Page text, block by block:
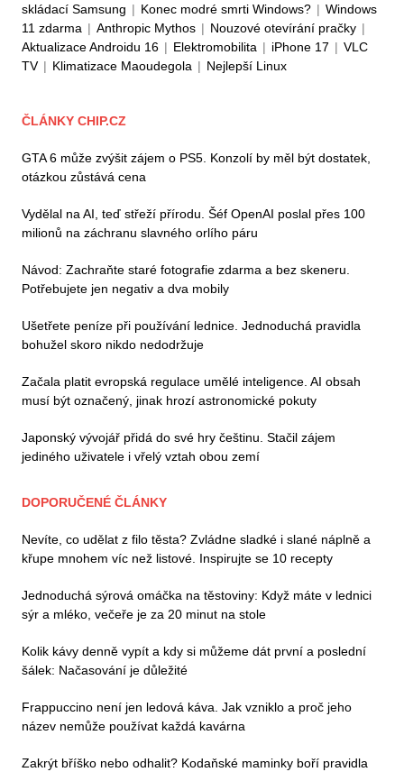
skládací Samsung | Konec modré smrti Windows? | Windows
11 zdarma | Anthropic Mythos | Nouzové otevírání pračky |
Aktualizace Androidu 16 | Elektromobilita | iPhone 17 | VLC
TV | Klimatizace Maoudegola | Nejlepší Linux
ČLÁNKY CHIP.CZ
GTA 6 může zvýšit zájem o PS5. Konzolí by měl být dostatek,
otázkou zůstává cena
Vydělal na AI, teď střeží přírodu. Šéf OpenAI poslal přes 100
milionů na záchranu slavného orlího páru
Návod: Zachraňte staré fotografie zdarma a bez skeneru.
Potřebujete jen negativ a dva mobily
Ušetřete peníze při používání lednice. Jednoduchá pravidla
bohužel skoro nikdo nedodržuje
Začala platit evropská regulace umělé inteligence. AI obsah
musí být označený, jinak hrozí astronomické pokuty
Japonský vývojář přidá do své hry češtinu. Stačil zájem
jediného uživatele i vřelý vztah obou zemí
DOPORUČENÉ ČLÁNKY
Nevíte, co udělat z filo těsta? Zvládne sladké i slané náplně a
křupe mnohem víc než listové. Inspirujte se 10 recepty
Jednoduchá sýrová omáčka na těstoviny: Když máte v lednici
sýr a mléko, večeře je za 20 minut na stole
Kolik kávy denně vypít a kdy si můžeme dát první a poslední
šálek: Načasování je důležité
Frappuccino není jen ledová káva. Jak vzniklo a proč jeho
název nemůže používat každá kavárna
Zakrýt bříško nebo odhalit? Kodaňské maminky boří pravidla